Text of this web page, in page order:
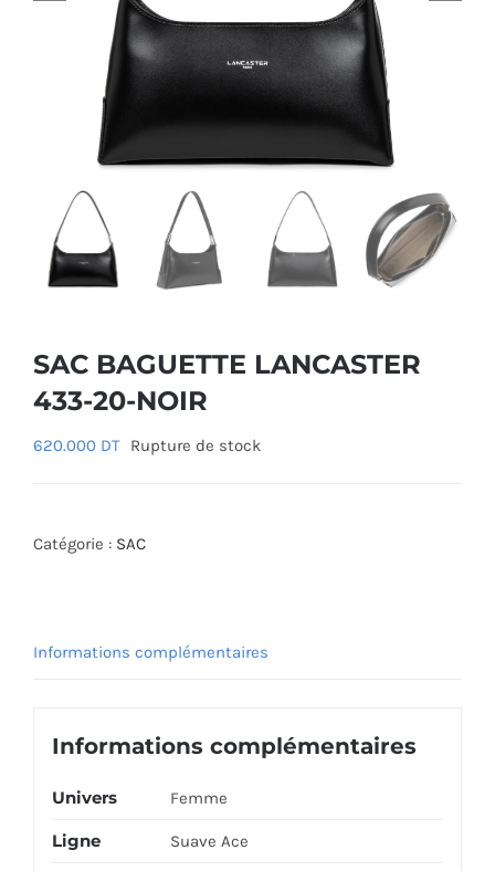
SAC BAGUETTE LANCASTER
433-20-NOIR
620.000 DT Rupture de stock
Catégorie : SAC
Informations complémentaires
Informations complémentaires
Univers Femme
Ligne Suave Ace